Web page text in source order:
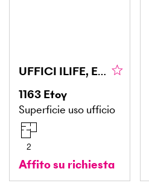
UFFICI ILIFE, EFFICIENZA E POSIZIONE PRIVILEGIATA
1163 Etoy
Superficie uso ufficio
2
Affito su richiesta